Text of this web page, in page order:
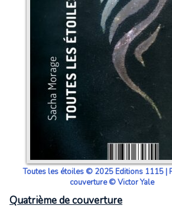
Toutes les étoiles © 2025 Editions 1115 |
couverture © Victor Yale
Quatrième de couverture